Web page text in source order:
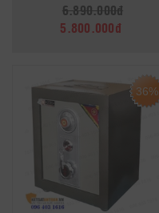
6.890.000đ
5.800.000đ
36%